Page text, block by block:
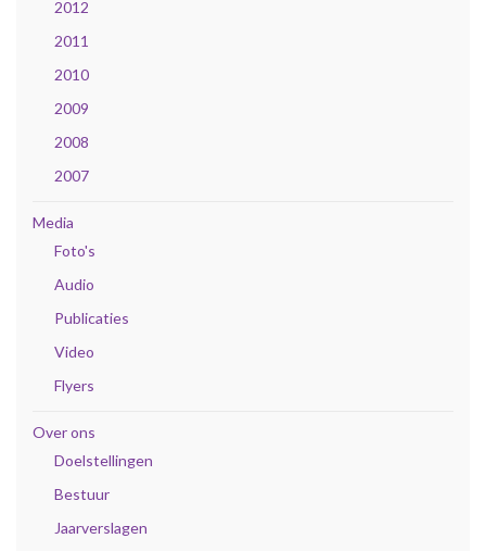
2012
2011
2010
2009
2008
2007
Media
Foto's
Audio
Publicaties
Video
Flyers
Over ons
Doelstellingen
Bestuur
Jaarverslagen